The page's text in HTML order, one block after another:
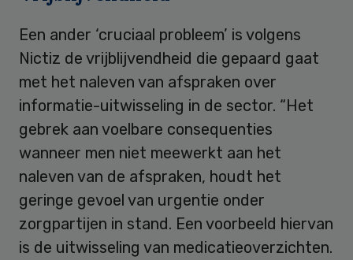
Een ander ‘cruciaal probleem’ is volgens
Nictiz de vrijblijvendheid die gepaard gaat
met het naleven van afspraken over
informatie-uitwisseling in de sector. “Het
gebrek aan voelbare consequenties
wanneer men niet meewerkt aan het
naleven van de afspraken, houdt het
geringe gevoel van urgentie onder
zorgpartijen in stand. Een voorbeeld hiervan
is de uitwisseling van medicatieoverzichten.